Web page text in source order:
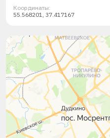
Координаты:
55.568201, 37.417167